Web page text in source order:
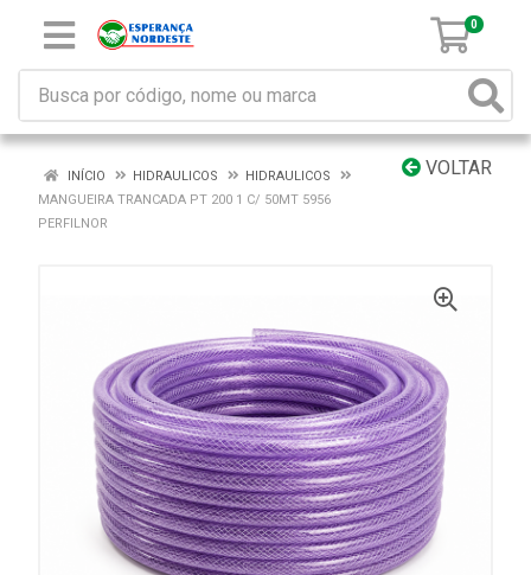
0
VOLTAR
INÍCIO HIDRAULICOS
HIDRAULICOS
MANGUEIRA TRANCADA PT 200 1 C/ 50MT 5956
PERFILNOR